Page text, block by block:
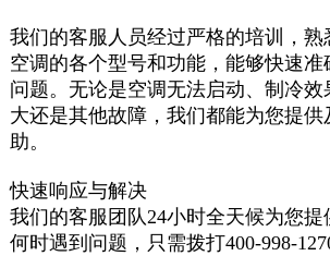
我们的客服人员经过严格的培训，熟
空调的各个型号和功能，能够快速
问题。无论是空调无法启动、制冷效
大还是其他故障，我们都能为您提供
助。
快速响应与解决
我们的客服团队24小时全天候为您
何时遇到问题，只需拨打400-998-